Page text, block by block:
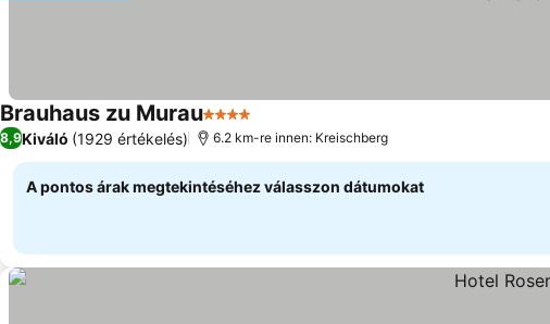
Brauhaus zu Murau4 Kategória
8,9Kiváló (1929 értékelés) 6.2 km-re innen: Kreischberg
A pontos árak megtekintéséhez válasszon dátumokat